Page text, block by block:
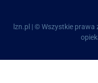
lzn.pl | © Wszystkie prawa